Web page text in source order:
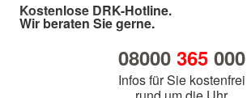
Kostenlose DRK-Hotline.
Wir beraten Sie gerne.
08000 365000
Infos für Sie kostenfrei